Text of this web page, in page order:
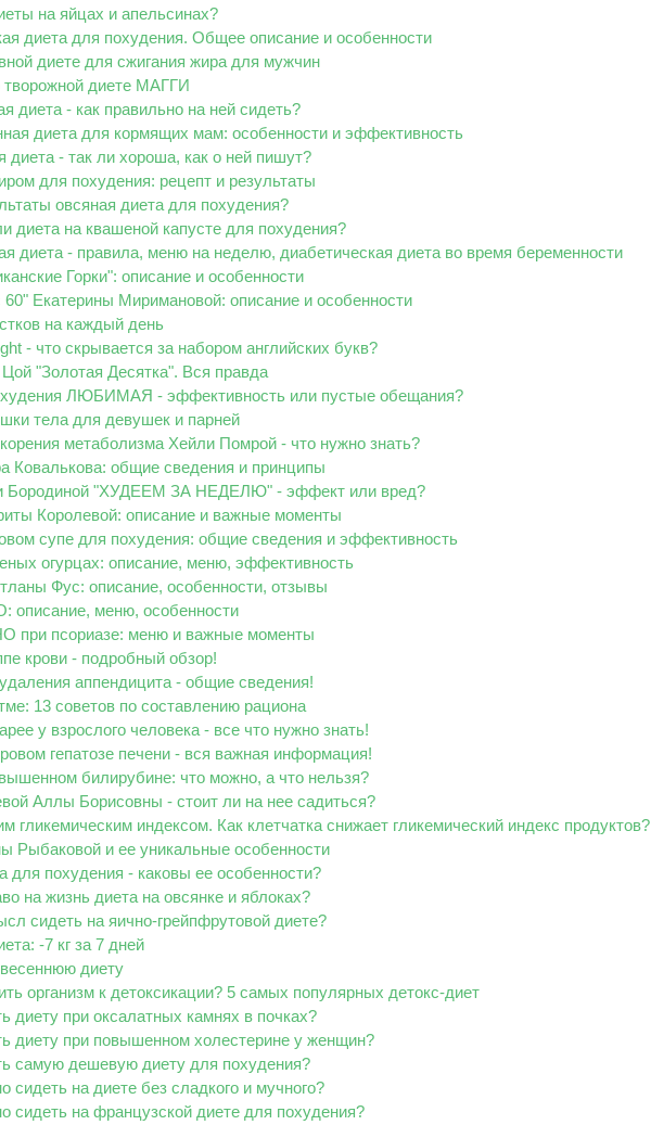
на яйцах и апельсинах?
диета для похудения. Общее описание и особенности
диете для сжигания жира для мужчин
творожной диете МАГГИ
диета - как правильно на ней сидеть?
диета для кормящих мам: особенности и эффективность
диета - так ли хороша, как о ней пишут?
для похудения: рецепт и результаты
овсяная диета для похудения?
диета на квашеной капусте для похудения?
диета - правила, меню на неделю, диабетическая диета во время беременности
Горки": описание и особенности
Екатерины Миримановой: описание и особенности
на каждый день
- что скрывается за набором английских букв?
"Золотая Десятка". Вся правда
ЛЮБИМАЯ - эффективность или пустые обещания?
тела для девушек и парней
метаболизма Хейли Помрой - что нужно знать?
Ковалькова: общие сведения и принципы
Бородиной "ХУДЕЕМ ЗА НЕДЕЛЮ" - эффект или вред?
Королевой: описание и важные моменты
супе для похудения: общие сведения и эффективность
огурцах: описание, меню, эффективность
Фус: описание, особенности, отзывы
описание, меню, особенности
при псориазе: меню и важные моменты
крови - подробный обзор!
аппендицита - общие сведения!
13 советов по составлению рациона
у взрослого человека - все что нужно знать!
гепатозе печени - вся важная информация!
билирубине: что можно, а что нельзя?
Аллы Борисовны - стоит ли на нее садиться?
гликемическим индексом. Как клетчатка снижает гликемический индекс продуктов?
Рыбаковой и ее уникальные особенности
для похудения - каковы ее особенности?
на жизнь диета на овсянке и яблоках?
сидеть на яично-грейпфрутовой диете?
-7 кг за 7 дней
диету
организм к детоксикации? 5 самых популярных детокс-диет
диету при оксалатных камнях в почках?
диету при повышенном холестерине у женщин?
самую дешевую диету для похудения?
сидеть на диете без сладкого и мучного?
сидеть на французской диете для похудения?